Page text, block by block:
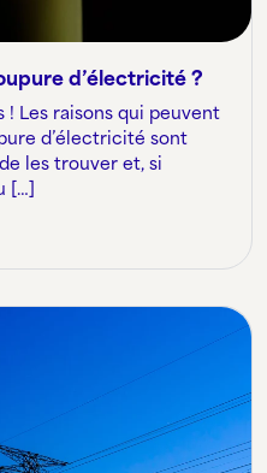
d’électricité ?
! Les raisons qui peuvent
d’électricité sont
les trouver et, si
[…]